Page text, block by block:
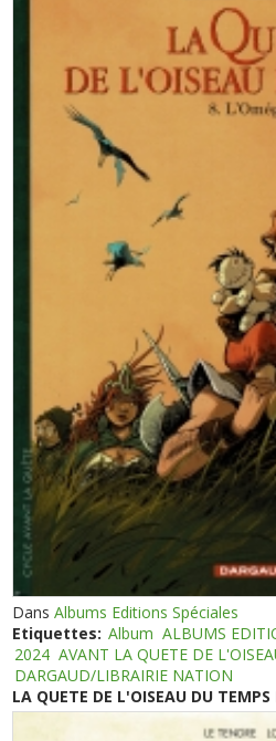
DansAlbums Editions Spéciales
Etiquettes: Album ALBUMS
2024 AVANT LA QUETE DE
DARGAUD/LIBRAIRIE NATION
LA QUETE DE L'OISEAU DU